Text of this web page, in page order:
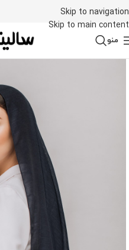
Skip to navigation
Skip to main content
منو